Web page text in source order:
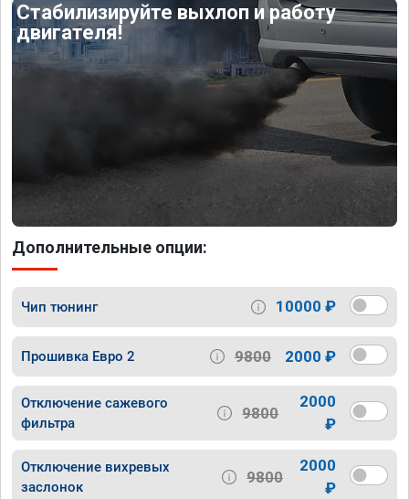
Стабилизируйте выхлоп и работу
двигателя!
Дополнительные опции:
Чип тюнинг 10000 ₽
Прошивка Евро 2 9800 2000 ₽
Отключение сажевого
фильтра
9800
2000
₽
Отключение вихревых
заслонок
9800
2000
₽